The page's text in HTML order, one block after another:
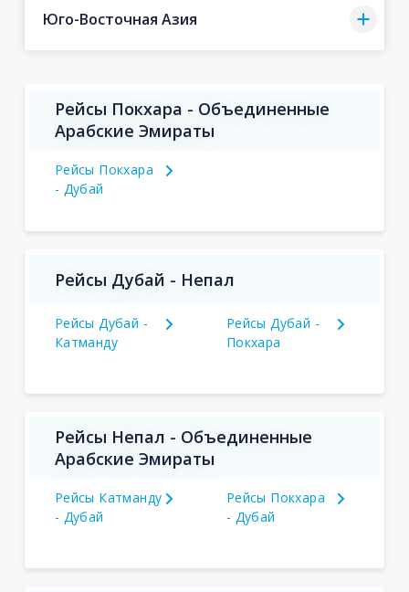
Юго-Восточная Азия
Рейсы Покхара - Объединенные
Арабские Эмираты
Рейсы Покхара
- Дубай
Рейсы Дубай - Непал
Рейсы Дубай -
Катманду
Рейсы Дубай -
Покхара
Рейсы Непал - Объединенные
Арабские Эмираты
Рейсы Катманду
- Дубай
Рейсы Покхара
- Дубай